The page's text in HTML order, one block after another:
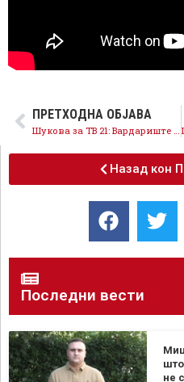
ПРЕТХОДНА ОБЈАВА
Назад кон
Последни вести
не